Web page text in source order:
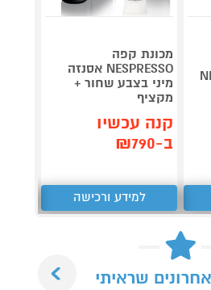
מכונת קפה
NESPRESSO אסנזה
מיני בצבע שחור +
מקציף
קנה עכשיו
ב-₪790
למידע ורכישה
שראיתי